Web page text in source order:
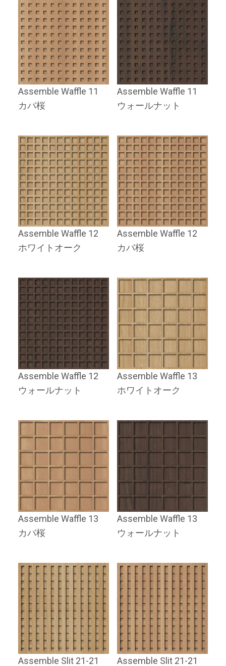
Assemble Waffle 11
カバ桜
Assemble Waffle 11
ウォールナット
Assemble Waffle 12
ホワイトオーク
Assemble Waffle 12
カバ桜
Assemble Waffle 12
ウォールナット
Assemble Waffle 13
ホワイトオーク
Assemble Waffle 13
カバ桜
Assemble Waffle 13
ウォールナット
Assemble Slit 21-21
Assemble Slit 21-21